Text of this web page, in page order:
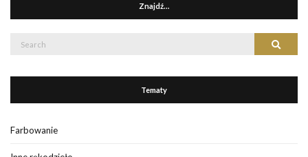
Znajdź…
Search
Tematy
Farbowanie